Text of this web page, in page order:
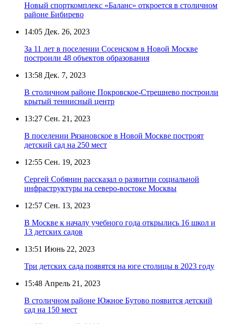
Новый спорткомплекс «Баланс» откроется в столичном
районе Бибирево
14:05 Дек. 26, 2023
За 11 лет в поселении Сосенском в Новой Москве
построили 48 объектов образования
13:58 Дек. 7, 2023
В столичном районе Покровское-Стрешнево построили
крытый теннисный центр
13:27 Сен. 21, 2023
В поселении Рязановское в Новой Москве построят
детский сад на 250 мест
12:55 Сен. 19, 2023
Сергей Собянин рассказал о развитии социальной
инфраструктуры на северо-востоке Москвы
12:57 Сен. 13, 2023
В Москве к началу учебного года открылись 16 школ и
13 детских садов
13:51 Июнь 22, 2023
Три детских сада появятся на юге столицы в 2023 году
15:48 Апрель 21, 2023
В столичном районе Южное Бутово появится детский
сад на 150 мест